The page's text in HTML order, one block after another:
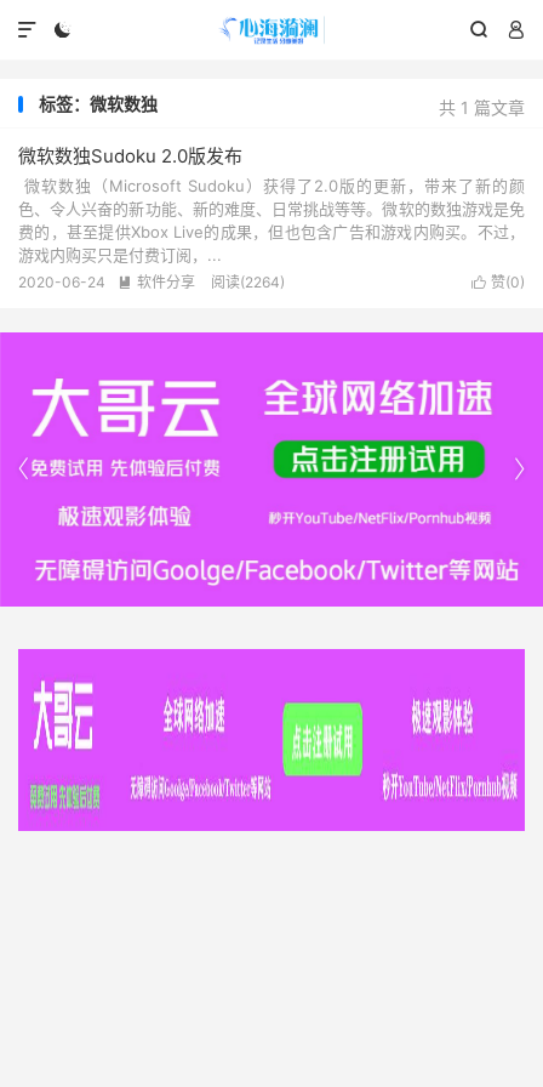
  

共 1 篇文章
标签：微软数独
微软数独Sudoku 2.0版发布
微软数独（Microsoft Sudoku）获得了2.0版的更新，带来了新的颜
色、令人兴奋的新功能、新的难度、日常挑战等等。微软的数独游戏是免
费的，甚至提供Xbox Live的成果，但也包含广告和游戏内购买。不过，
游戏内购买只是付费订阅，...
 赞(0)
2020-06-24  软件分享 阅读(2264)

